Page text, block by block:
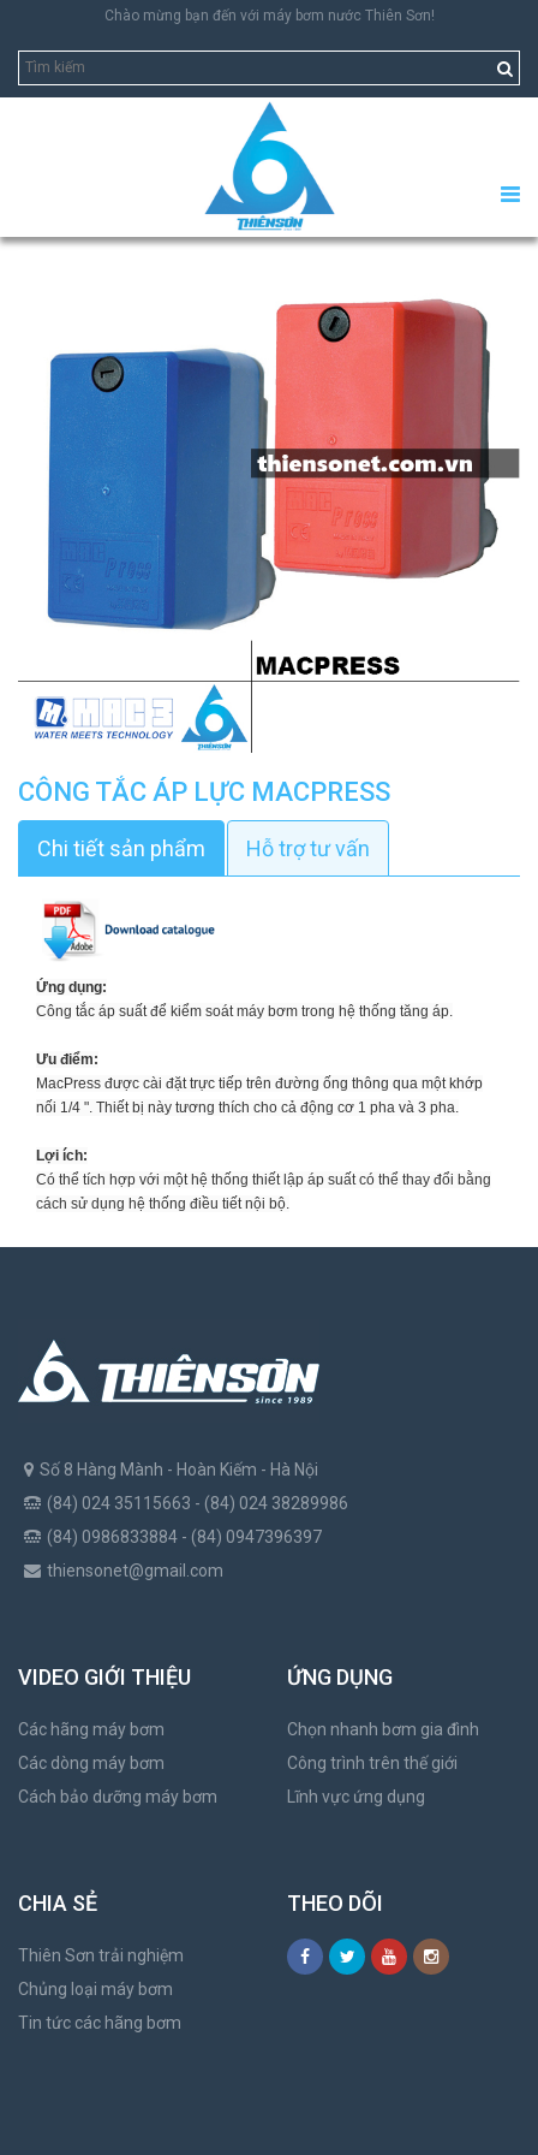
Chào mừng bạn đến với máy bơm nước Thiên Sơn!
CÔNG TẮC ÁP LỰC MACPRESS
Chi tiết sản phẩm Hỗ trợ tư vấn
Ứng dụng:
Công tắc áp suất để kiểm soát máy bơm trong hệ thống tăng áp.
Ưu điểm:
MacPress được cài đặt trực tiếp trên đường ống thông qua một khớp
nối 1/4 ". Thiết bị này tương thích cho cả động cơ 1 pha và 3 pha.
Lợi ích:
Có thể tích hợp với một hệ thống thiết lập áp suất có thể thay đổi bằng
cách sử dụng hệ thống điều tiết nội bộ.
Số 8 Hàng Mành - Hoàn Kiếm - Hà Nội
(84) 024 35115663 - (84) 024 38289986
(84) 0986833884 - (84) 0947396397
thiensonet@gmail.com
VIDEO GIỚI THIỆU
Các hãng máy bơm
Các dòng máy bơm
Cách bảo dưỡng máy bơm
ỨNG DỤNG
Chọn nhanh bơm gia đình
Công trình trên thế giới
Lĩnh vực ứng dụng
CHIA SẺ
Thiên Sơn trải nghiệm
Chủng loại máy bơm
Tin tức các hãng bơm
THEO DÕI